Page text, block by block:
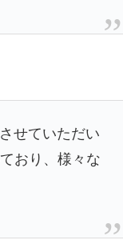
せていただい
おり、様々な